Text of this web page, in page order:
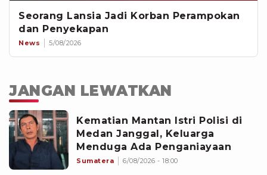
Seorang Lansia Jadi Korban Perampokan
dan Penyekapan
News 5/08/2026
JANGAN LEWATKAN
Kematian Mantan Istri Polisi di
Medan Janggal, Keluarga
Menduga Ada Penganiayaan
Sumatera 6/08/2026 - 18:00